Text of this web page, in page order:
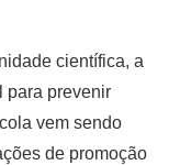
científica, a
para prevenir
vem sendo
de promoção